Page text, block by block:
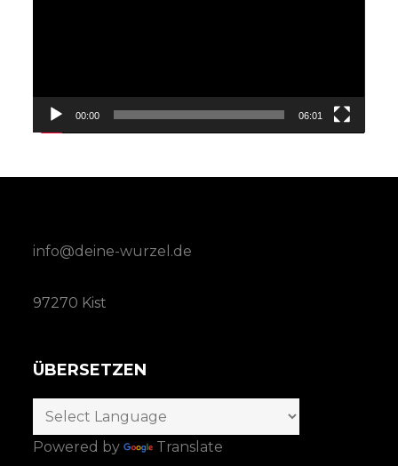
00:00 06:01
info@deine-wurzel.de
97270 Kist
ÜBERSETZEN
Powered by Translate